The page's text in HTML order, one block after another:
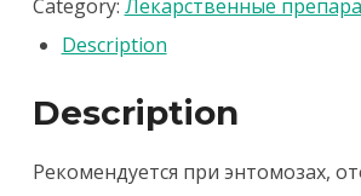
quantity
Category: Лекарственные
Description
Description
Рекомендуется при энтомозах,